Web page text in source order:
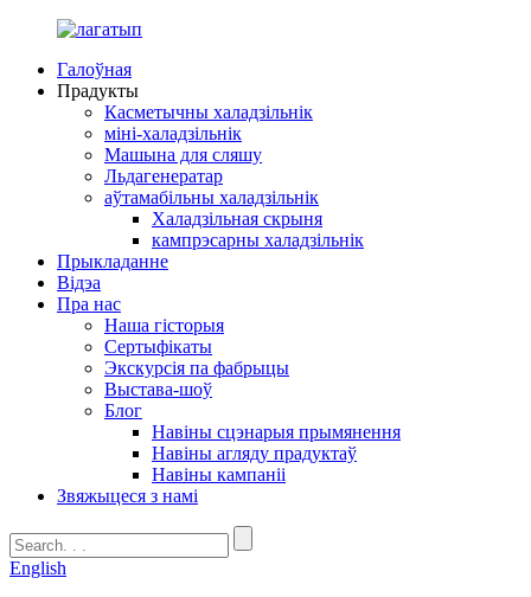
Галоўная
Прадукты
Касметычны халадзільнік
міні-халадзільнік
Машына для сляшу
Льдагенератар
аўтамабільны халадзільнік
Халадзільная скрыня
кампрэсарны халадзільнік
Прыкладанне
Відэа
Пра нас
Наша гісторыя
Сертыфікаты
Экскурсія па фабрыцы
Выстава-шоў
Блог
Навіны сцэнарыя прымянення
Навіны агляду прадуктаў
Навіны кампаніі
Звяжыцеся з намі
English